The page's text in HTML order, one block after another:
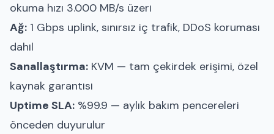
okuma hızı 3.000 MB/s üzeri
Ağ: 1 Gbps uplink, sınırsız iç trafik, DDoS koruması
dahil
Sanallaştırma: KVM — tam çekirdek erişimi, özel
kaynak garantisi
Uptime SLA: %99.9 — aylık bakım pencereleri
önceden duyurulur